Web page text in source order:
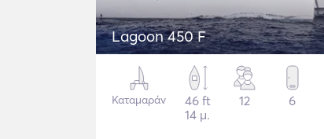
Lagoon 450 F
Καταμαράν
46 ft
14 μ.
12 6